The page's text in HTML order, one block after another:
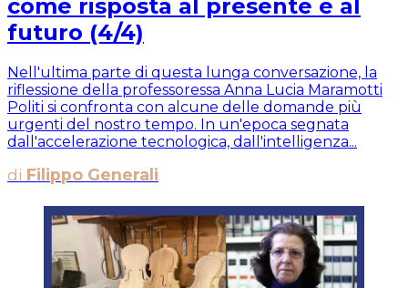
come risposta al presente e al
futuro (4/4)
Nell'ultima parte di questa lunga conversazione, la
riflessione della professoressa Anna Lucia Maramotti
Politi si confronta con alcune delle domande più
urgenti del nostro tempo. In un'epoca segnata
dall'accelerazione tecnologica, dall'intelligenza...
di Filippo Generali